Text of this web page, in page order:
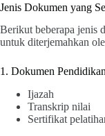
Jenis Dokumen yang
Berikut beberapa jenis
untuk diterjemahkan
1. Dokumen Pendidikan
Ijazah
Transkrip nilai
Sertifikat